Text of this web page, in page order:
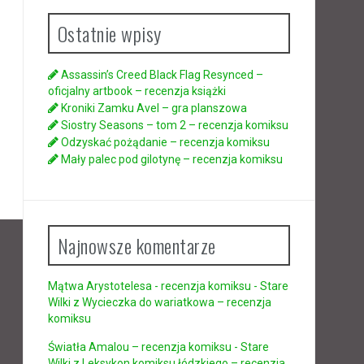
Ostatnie wpisy
Assassin’s Creed Black Flag Resynced –
oficjalny artbook – recenzja książki
Kroniki Zamku Avel – gra planszowa
Siostry Seasons – tom 2 – recenzja komiksu
Odzyskać pożądanie – recenzja komiksu
Mały palec pod gilotynę – recenzja komiksu
Najnowsze komentarze
Mątwa Arystotelesa - recenzja komiksu - Stare
Wilki z Wycieczka do wariatkowa – recenzja
komiksu
Światła Amalou – recenzja komiksu - Stare